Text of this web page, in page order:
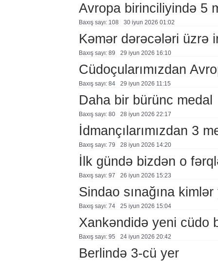
Avropa birinciliyində 5
Baxış sayı: 108 30 i̇yun 2026 01:02
Kəmər dərəcələri üzrə
Baxış sayı: 89 29 i̇yun 2026 16:10
Cüdoçularımızdan
Baxış sayı: 84 29 i̇yun 2026 11:15
Daha bir bürünc medal
Baxış sayı: 80 28 i̇yun 2026 22:17
İdmançılarımızdan 3
Baxış sayı: 79 28 i̇yun 2026 14:20
İlk gündə bizdən o
Baxış sayı: 97 26 i̇yun 2026 15:23
Sindao sınağına kimlər
Baxış sayı: 74 25 i̇yun 2026 15:04
Xankəndidə yeni cüdo
Baxış sayı: 95 24 i̇yun 2026 20:42
Berlində 3-cü yer